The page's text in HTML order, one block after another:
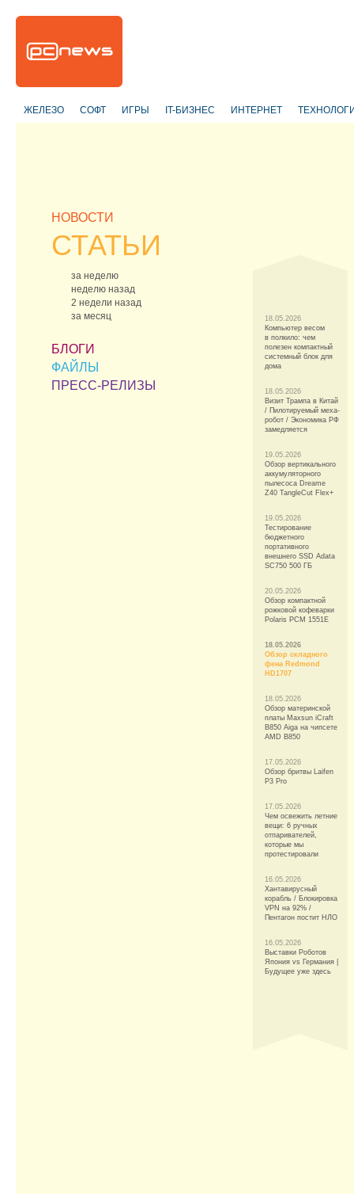
ЖЕЛЕЗО СОФТ ИГРЫ IT-БИЗНЕС ИНТЕРНЕТ
НОВОСТИ
СТАТЬИ
за неделю
неделю назад
2 недели назад
за месяц
БЛОГИ
ФАЙЛЫ
ПРЕСС-РЕЛИЗЫ
18.05.2026
Компьютер весом
в полкило: чем
полезен компактный
системный блок для
дома
18.05.2026
Визит Трампа в Китай
/ Пилотируемый меха-
робот / Экономика РФ
замедляется
19.05.2026
Обзор вертикального
аккумуляторного
пылесоса Dreame
Z40 TangleCut Flex+
19.05.2026
Тестирование
бюджетного
портативного
внешнего SSD Adata
SC750 500 ГБ
20.05.2026
Обзор компактной
рожковой кофеварки
Polaris PCM 1551E
18.05.2026
Обзор складного
фена Redmond
HD1707
18.05.2026
Обзор материнской
платы Maxsun iCraft
B850 Aiga на чипсете
AMD B850
17.05.2026
Обзор бритвы Laifen
P3 Pro
17.05.2026
Чем освежить летние
вещи: 6 ручных
отпаривателей,
которые мы
протестировали
16.05.2026
Хантавирусный
корабль / Блокировка
VPN на 92% /
Пентагон постит НЛО
16.05.2026
Выставки Роботов
Япония vs Германия |
Будущее уже здесь